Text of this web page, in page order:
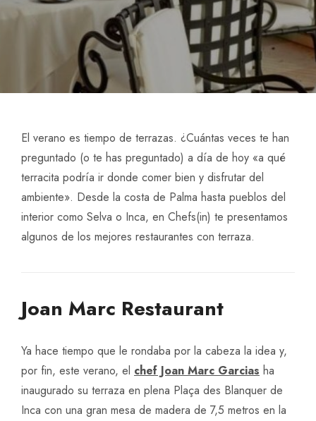
El verano es tiempo de terrazas. ¿Cuántas veces te han
preguntado (o te has preguntado) a día de hoy «a qué
terracita podría ir donde comer bien y disfrutar del
ambiente». Desde la costa de Palma hasta pueblos del
interior como Selva o Inca, en Chefs(in) te presentamos
algunos de los mejores restaurantes con terraza.
Joan Marc Restaurant
Ya hace tiempo que le rondaba por la cabeza la idea y,
por fin, este verano, el chef Joan Marc Garcias ha
inaugurado su terraza en plena Plaça des Blanquer de
Inca con una gran mesa de madera de 7,5 metros en la